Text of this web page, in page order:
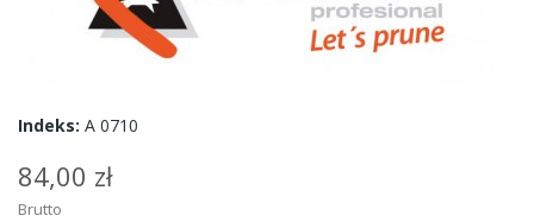
Indeks: A 0710
84,00 zł
Brutto